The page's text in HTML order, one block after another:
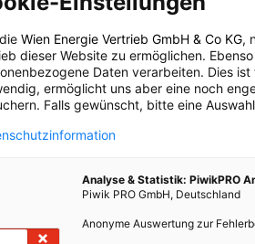
neuen
der
auf die
halten.
Wien Energie Vertrieb GmbH & Co KG,
dieser Website zu ermöglichen.
Daten verarbeiten. Dies
ermöglicht uns aber eine noch
Falls gewünscht, bitte eine
Analyse & Statistik: PiwikPRO
Piwik PRO GmbH, Deutschland
Anonyme Auswertung zur